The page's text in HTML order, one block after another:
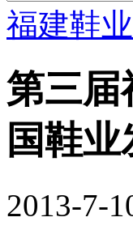
福建鞋
第三届
国鞋
2013-7-